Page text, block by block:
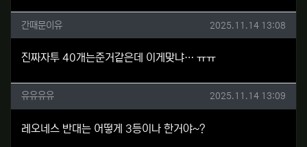
간때문이유님의 댓글
간때문이유 작성일
2025.11.14 13:08
진짜자투 40개는준거같은데 이게맞냐… ㅠㅠ
유유유유님의 댓글
유유유유 작성일
2025.11.14 13:09
레오네스 반대는 어떻게 3등이나 한거야~?